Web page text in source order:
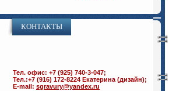
КОНТАКТЫ
Тел. офис: +7 (925) 740-3-047;
Тел.:+7 (916) 172-8224 Екатерина (дизайн);
E-mail: sgravury@yandex.ru